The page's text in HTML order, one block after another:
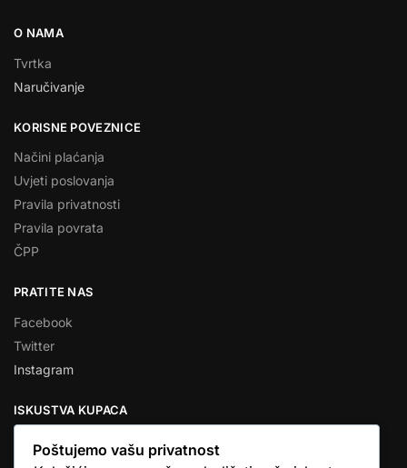
O NAMA
Tvrtka
Naručivanje
KORISNE POVEZNICE
Načini plaćanja
Uvjeti poslovanja
Pravila privatnosti
Pravila povrata
ČPP
PRATITE NAS
Facebook
Twitter
Instagram
ISKUSTVA KUPACA
Poštujemo vašu privatnost